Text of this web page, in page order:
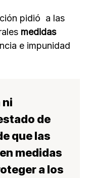
pidió a las
medidas
e impunidad
ni
de
que las
medidas
a los